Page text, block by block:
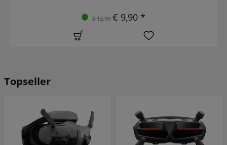
€ 12,90 € 9,90 *
Topseller